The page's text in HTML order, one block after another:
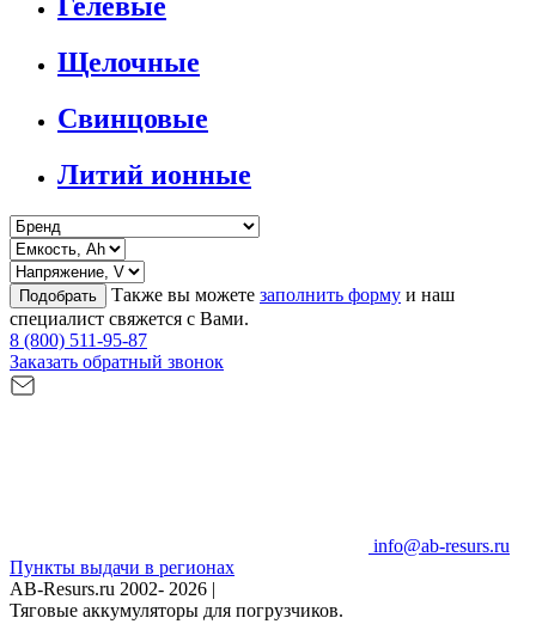
Щелочные
Свинцовые
Литий ионные
Подобрать Также вы можете заполнить форму и наш
специалист свяжется с Вами.
8 (800) 511-95-87
Заказать обратный звонок
info@ab-resurs.ru
Пункты выдачи в регионах
AB-Resurs.ru 2002- 2026 |
Тяговые аккумуляторы для погрузчиков.